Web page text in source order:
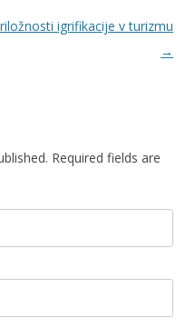
igrifikacije v turizmu
→
Required fields are